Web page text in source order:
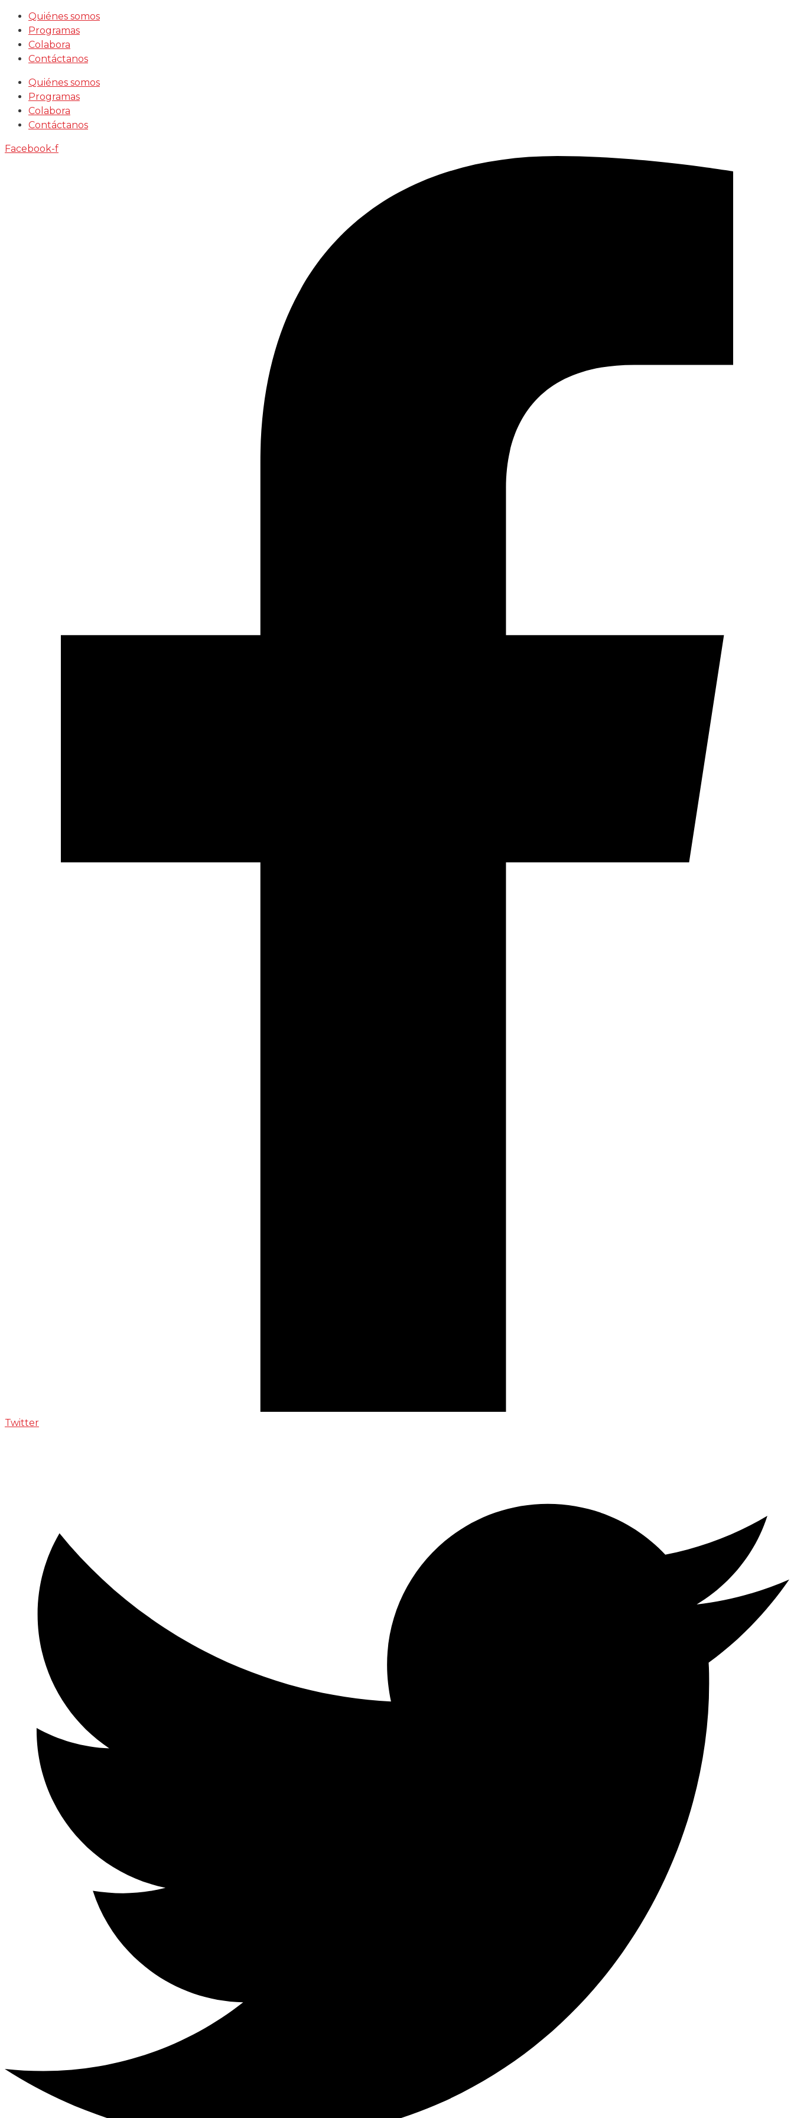
Saltar
contenido
Quiénes somos
Programas
Colabora
Contáctanos
Quiénes somos
Programas
Colabora
Contáctanos
Facebook-f
Twitter